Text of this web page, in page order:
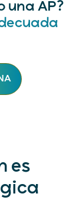
una AP?
es